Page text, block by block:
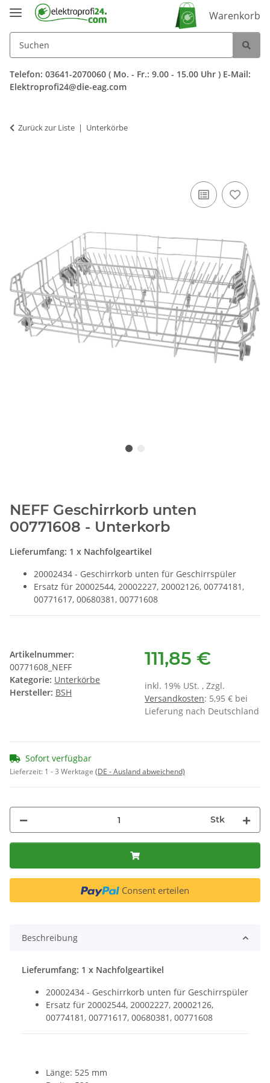
Warenkorb
Telefon: 03641-2070060 ( Mo. - Fr.: 9.00 - 15.00 Uhr ) E-Mail:
Elektroprofi24@die-eag.com
Zurück zur Liste Unterkörbe
NEFF Geschirrkorb unten
00771608 - Unterkorb
Lieferumfang: 1 x Nachfolgeartikel
20002434 - Geschirrkorb unten für Geschirrspüler
Ersatz für 20002544, 20002227, 20002126, 00774181,
00771617, 00680381, 00771608
Artikelnummer:
00771608_NEFF
Kategorie: Unterkörbe
Hersteller: BSH
111,85 €
inkl. 19% USt. , Zzgl.
Versandkosten: 5,95 € bei
Lieferung nach Deutschland
Sofort verfügbar
Lieferzeit: 1 - 3 Werktage (DE - Ausland abweichend)
Stk
Consent erteilen
Beschreibung
Lieferumfang: 1 x Nachfolgeartikel
20002434 - Geschirrkorb unten für Geschirrspüler
Ersatz für 20002544, 20002227, 20002126,
00774181, 00771617, 00680381, 00771608
Länge: 525 mm